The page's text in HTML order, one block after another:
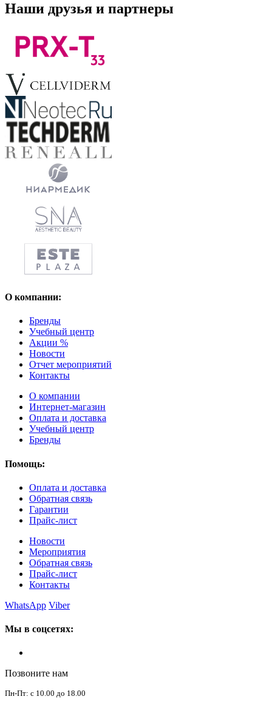
Наши друзья и партнеры
О компании:
Бренды
Учебный центр
Акции %
Новости
Отчет мероприятий
Контакты
О компании
Интернет-магазин
Оплата и доставка
Учебный центр
Бренды
Помощь:
Оплата и доставка
Обратная связь
Гарантии
Прайс-лист
Новости
Мероприятия
Обратная связь
Прайс-лист
Контакты
WhatsApp Viber
Мы в соцсетях:
Позвоните нам
Пн-Пт: с 10.00 до 18.00